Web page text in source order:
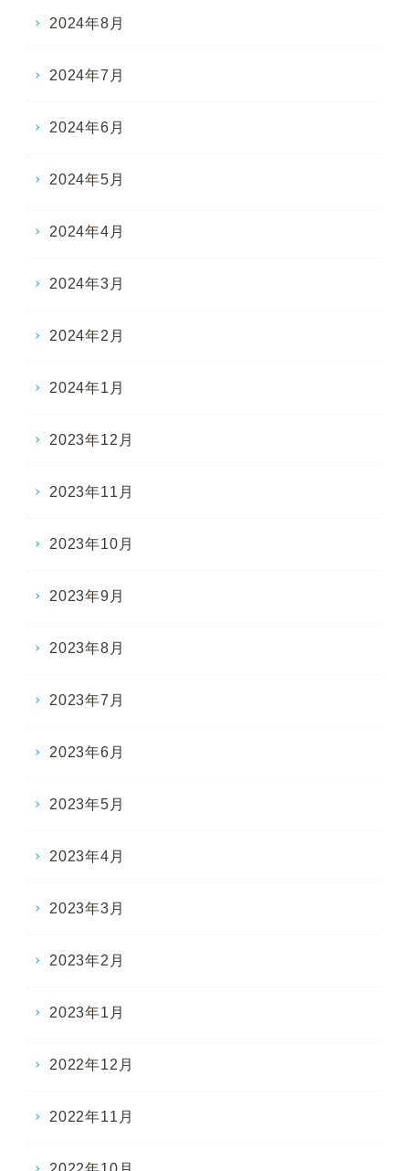
2024年8月
2024年7月
2024年6月
2024年5月
2024年4月
2024年3月
2024年2月
2024年1月
2023年12月
2023年11月
2023年10月
2023年9月
2023年8月
2023年7月
2023年6月
2023年5月
2023年4月
2023年3月
2023年2月
2023年1月
2022年12月
2022年11月